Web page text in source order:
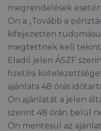
megrendelések
Ön a „Tovább a
kifejezetten
megtettnek kell
Eladó jelen ÁSZF
fizetési
ajánlata 48 órás
Ön ajánlatát a jelen
szerint 48 órán belül
Ön mentesül az